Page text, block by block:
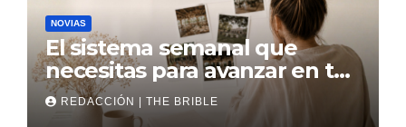
NOVIAS
El sistema semanal que
necesitas para avanzar en tu
boda
REDACCIÓN | THE BRIBLE